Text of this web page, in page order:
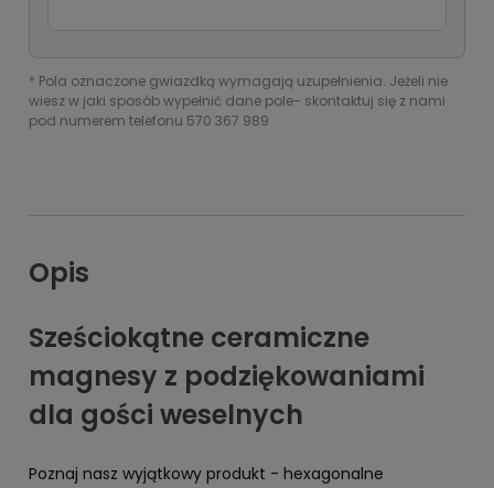
* Pola oznaczone gwiazdką wymagają uzupełnienia. Jeżeli nie
wiesz w jaki sposób wypełnić dane pole- skontaktuj się z nami
pod numerem telefonu 570 367 989
Opis
Sześciokątne ceramiczne
magnesy z podziękowaniami
dla gości weselnych
Poznaj nasz wyjątkowy produkt - hexagonalne